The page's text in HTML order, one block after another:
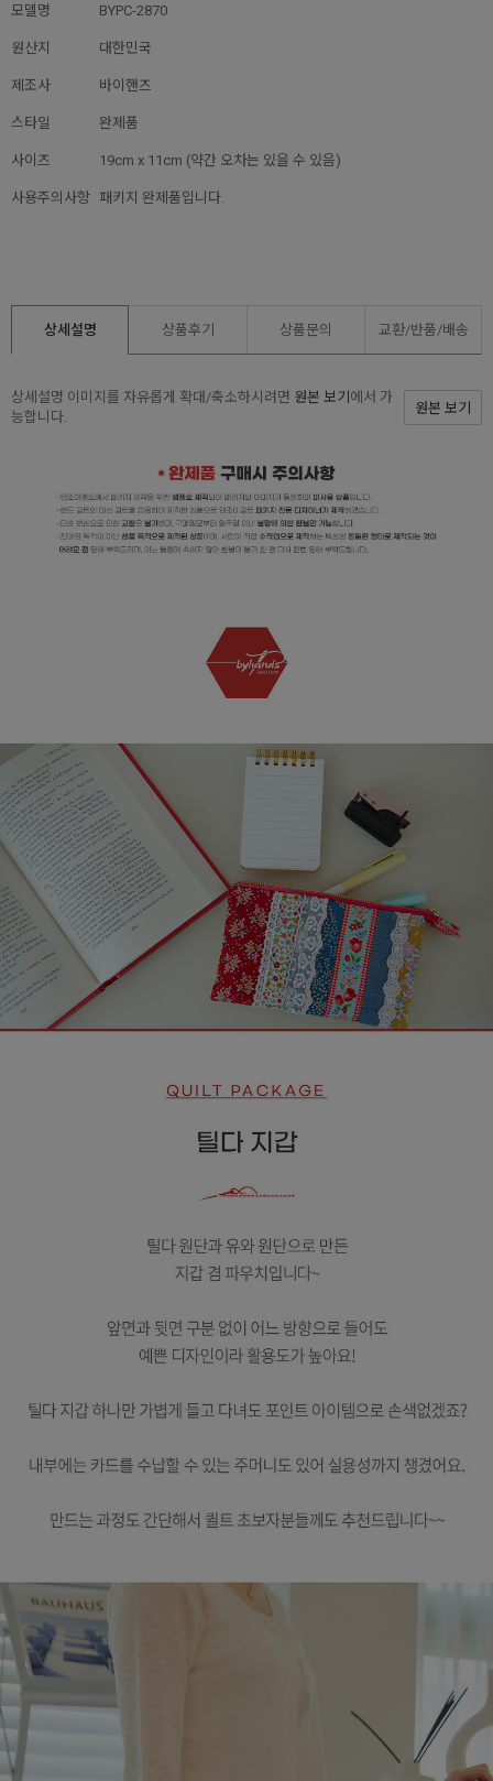
모델명 BYPC-2870
원산지 대한민국
제조사 바이핸즈
스타일 완제품
사이즈 19cm x 11cm (약간 오차는 있을 수 있음)
사용주의사항 패키지 완제품입니다.
상세설명 상품후기 상품문의 교환/반품/배송
상세설명 이미지를 자유롭게 확대/축소하시려면 원본 보기 에서 가
능합니다.
원본 보기